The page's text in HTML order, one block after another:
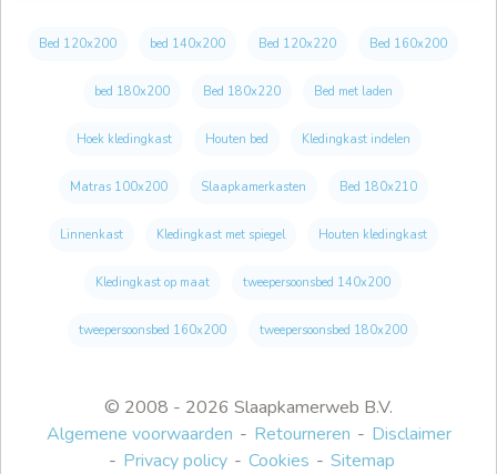
© 2008 - 2026 Slaapkamerweb B.V.
Algemene voorwaarden
Retourneren
Disclaimer
Privacy policy
Cookies Sitemap
Bed 120x200 bed 140x200 Bed 120x220 Bed 160x200
bed 180x200 Bed 180x220 Bed met laden
Hoek kledingkast Houten bed Kledingkast indelen
Matras 100x200 Slaapkamerkasten Bed 180x210
Linnenkast Kledingkast met spiegel Houten kledingkast
Kledingkast op maat tweepersoonsbed 140x200
tweepersoonsbed 160x200 tweepersoonsbed 180x200